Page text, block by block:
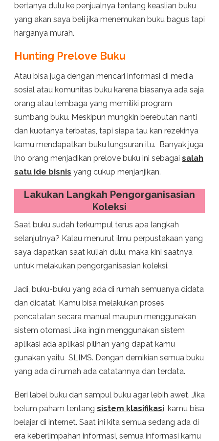
bertanya dulu ke penjualnya tentang keaslian buku
yang akan saya beli jika menemukan buku bagus tapi
harganya murah.
Hunting Prelove Buku
Atau bisa juga dengan mencari informasi di media
sosial atau komunitas buku karena biasanya ada saja
orang atau lembaga yang memiliki program
sumbang buku. Meskipun mungkin berebutan nanti
dan kuotanya terbatas, tapi siapa tau kan rezekinya
kamu mendapatkan buku lungsuran itu. Banyak juga
lho orang menjadikan prelove buku ini sebagai salah
satu ide bisnis yang cukup menjanjikan.
Lakukan Langkah Pengorganisasian
Koleksi
Saat buku sudah terkumpul terus apa langkah
selanjutnya? Kalau menurut ilmu perpustakaan yang
saya dapatkan saat kuliah dulu, maka kini saatnya
untuk melakukan pengorganisasian koleksi.
Jadi, buku-buku yang ada di rumah semuanya didata
dan dicatat. Kamu bisa melakukan proses
pencatatan secara manual maupun menggunakan
sistem otomasi. Jika ingin menggunakan sistem
aplikasi ada aplikasi pilihan yang dapat kamu
gunakan yaitu SLIMS. Dengan demikian semua buku
yang ada di rumah ada catatannya dan terdata.
Beri label buku dan sampul buku agar lebih awet. Jika
belum paham tentang sistem klasifikasi , kamu bisa
belajar di internet. Saat ini kita semua sedang ada di
era keberlimpahan informasi, semua informasi kamu